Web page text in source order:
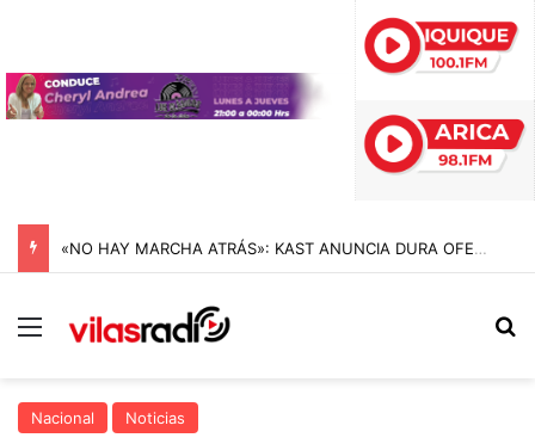
«NO HAY MARCHA ATRÁS»: KAST ANUNCIA DURA OFENSIVA CONTRA EL CRIMEN ORGANIZADO Y REIVINDICA LA MEGARREFORMA EN CADENA NACIONAL
Menú
Nacional Noticias